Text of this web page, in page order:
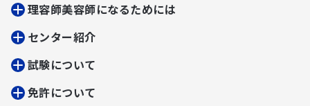
理容師美容師になるためには
センター紹介
試験について
免許について